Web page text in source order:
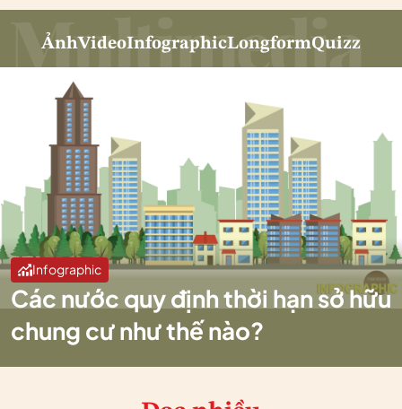
ẢnhVideoInfographicLongformQuizz
Infographic
Các nước quy định thời hạn sở hữu
chung cư như thế nào?